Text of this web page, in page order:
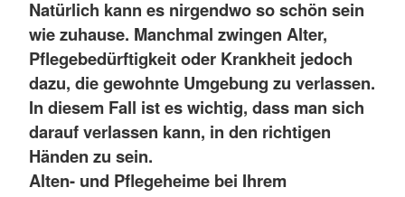
Natürlich kann es nirgendwo so schön sein
wie zuhause. Manchmal zwingen Alter,
Pflegebedürftigkeit oder Krankheit jedoch
dazu, die gewohnte Umgebung zu verlassen.
In diesem Fall ist es wichtig, dass man sich
darauf verlassen kann, in den richtigen
Händen zu sein.
Alten- und Pflegeheime bei Ihrem